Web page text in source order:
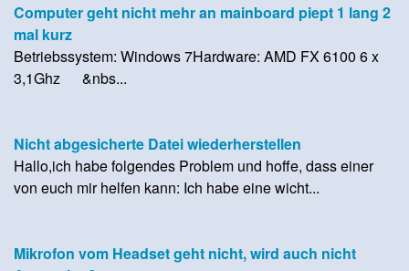
Computer geht nicht mehr an mainboard piept 1 lang 2
mal kurz
Betriebssystem: Windows 7Hardware: AMD FX 6100 6 x
3,1Ghz &nbs...
Nicht abgesicherte Datei wiederherstellen
Hallo,ich habe folgendes Problem und hoffe, dass einer
von euch mir helfen kann: Ich habe eine wicht...
Mikrofon vom Headset geht nicht, wird auch nicht